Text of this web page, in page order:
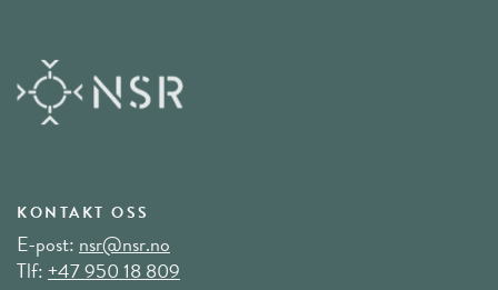
KONTAKT OSS
E-post: nsr@nsr.no
Tlf:+47 950 18 809